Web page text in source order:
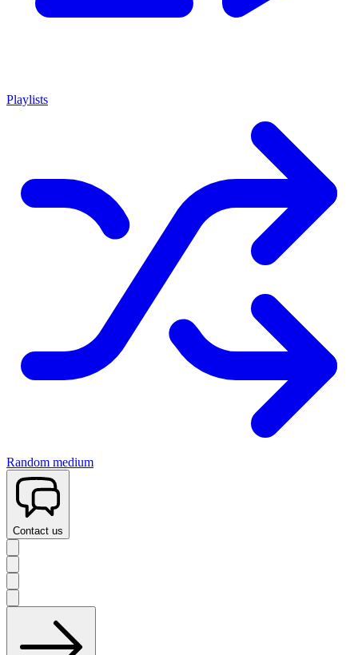
Playlists
Random medium
Contact us